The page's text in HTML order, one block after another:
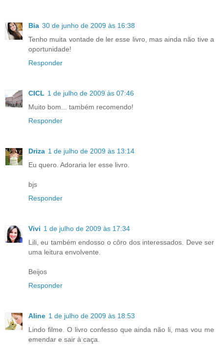
Bia 30 de junho de 2009 às 16:38
Tenho muita vontade de ler esse livro, mas ainda não tive a
oportunidade!
Responder
CICL 1 de julho de 2009 às 07:46
Muito bom... também recomendo!
Responder
Driza 1 de julho de 2009 às 13:14
Eu quero. Adoraria ler esse livro.
bjs
Responder
Vivi 1 de julho de 2009 às 17:34
Lili, eu também endosso o côro dos interessados. Deve ser
uma leitura envolvente.
Beijos
Responder
Aline 1 de julho de 2009 às 18:53
Lindo filme. O livro confesso que ainda não li, mas vou me
emendar e sair à caça.